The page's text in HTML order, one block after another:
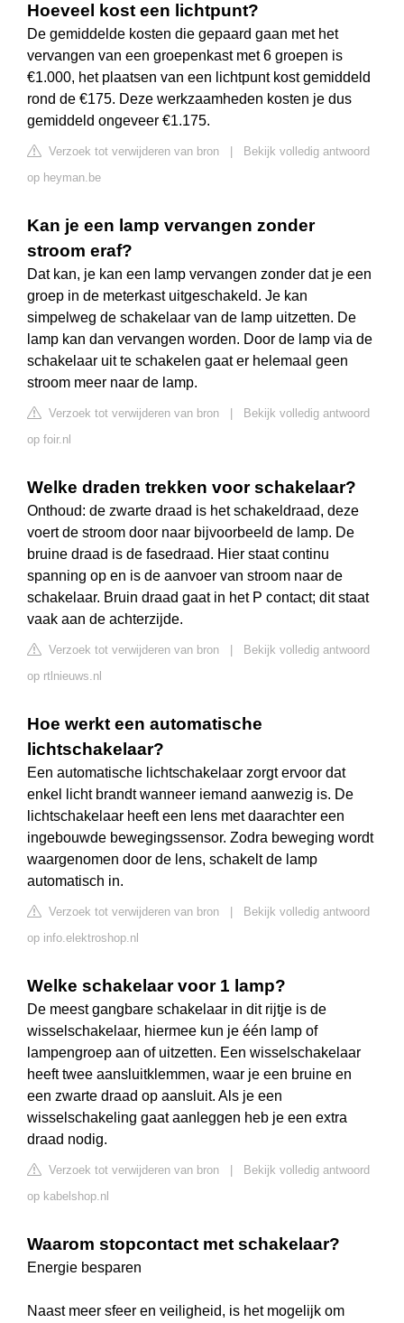
Hoeveel kost een lichtpunt?
De gemiddelde kosten die gepaard gaan met het
vervangen van een groepenkast met 6 groepen is
€1.000, het plaatsen van een lichtpunt kost gemiddeld
rond de €175. Deze werkzaamheden kosten je dus
gemiddeld ongeveer €1.175.
Verzoek tot verwijderen van bron
Bekijk volledig antwoord
op heyman.be
Kan je een lamp vervangen zonder
stroom eraf?
Dat kan, je kan een lamp vervangen zonder dat je een
groep in de meterkast uitgeschakeld. Je kan
simpelweg de schakelaar van de lamp uitzetten. De
lamp kan dan vervangen worden. Door de lamp via de
schakelaar uit te schakelen gaat er helemaal geen
stroom meer naar de lamp.
Verzoek tot verwijderen van bron
Bekijk volledig antwoord
op foir.nl
Welke draden trekken voor schakelaar?
Onthoud: de zwarte draad is het schakeldraad, deze
voert de stroom door naar bijvoorbeeld de lamp. De
bruine draad is de fasedraad. Hier staat continu
spanning op en is de aanvoer van stroom naar de
schakelaar. Bruin draad gaat in het P contact; dit staat
vaak aan de achterzijde.
Verzoek tot verwijderen van bron
Bekijk volledig antwoord
op rtlnieuws.nl
Hoe werkt een automatische
lichtschakelaar?
Een automatische lichtschakelaar zorgt ervoor dat
enkel licht brandt wanneer iemand aanwezig is. De
lichtschakelaar heeft een lens met daarachter een
ingebouwde bewegingssensor. Zodra beweging wordt
waargenomen door de lens, schakelt de lamp
automatisch in.
Verzoek tot verwijderen van bron
Bekijk volledig antwoord
op info.elektroshop.nl
Welke schakelaar voor 1 lamp?
De meest gangbare schakelaar in dit rijtje is de
wisselschakelaar, hiermee kun je één lamp of
lampengroep aan of uitzetten. Een wisselschakelaar
heeft twee aansluitklemmen, waar je een bruine en
een zwarte draad op aansluit. Als je een
wisselschakeling gaat aanleggen heb je een extra
draad nodig.
Verzoek tot verwijderen van bron
Bekijk volledig antwoord
op kabelshop.nl
Waarom stopcontact met schakelaar?
Energie besparen
Naast meer sfeer en veiligheid, is het mogelijk om